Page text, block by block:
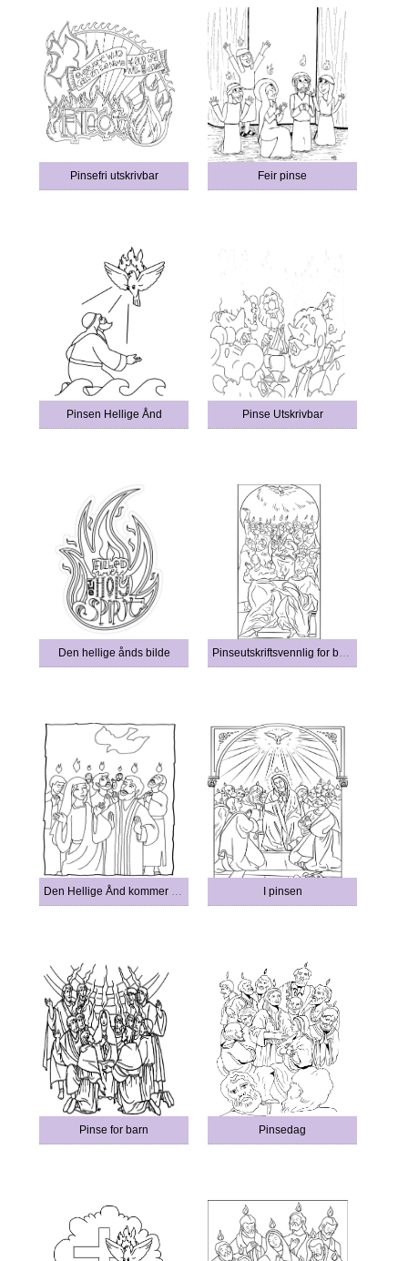
Pinsefri utskrivbar Feir pinse
Pinsen Hellige Ånd Pinse Utskrivbar
Den hellige ånds bilde Pinseutskriftsvennlig for barn
Den Hellige Ånd kommer i pinsen gratis I pinsen
Pinse for barn Pinsedag